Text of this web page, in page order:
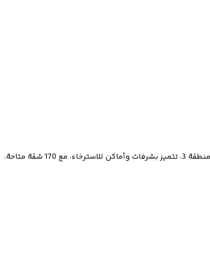
ذا ديلامار – عقارات مجانية تتضمن شقق بغرفة نوم واحدة، غرفتي نوم وثلاث غرف نوم في شمال غرب لندن. شقق جاهزة للتسليم في المنطقة 3، تتميز بشرفات وأماكن للاسترخاء، مع 170 شقة متاحة.